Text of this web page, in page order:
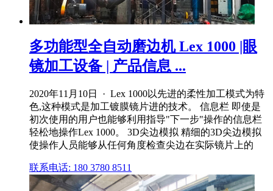
多功能型全自动磨边机 Lex 1000 |眼
镜加工设备 | 产品信息 ...
2020年11月10日 · Lex 1000以先进的柔性加工模式为特
色,这种模式是加工镀膜镜片进的技术。 信息栏 即使是
初次使用的用户也能够利用指导"下一步"操作的信息栏
轻松地操作Lex 1000。 3D尖边模拟 精细的3D尖边模拟
使操作人员能够从任何角度检查尖边在实际镜片上的
联系电话: 180 3780 8511